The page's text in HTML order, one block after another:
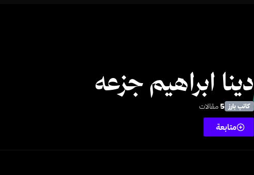
دينا ابراهيم جزعه
كاتب بارز 5مقالات
متابعة